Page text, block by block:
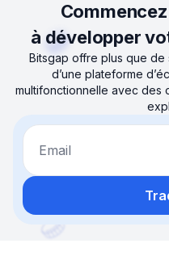
à développer
Bitsgap offre plus que de
d’une plateforme
multifonctionnelle avec des
Email